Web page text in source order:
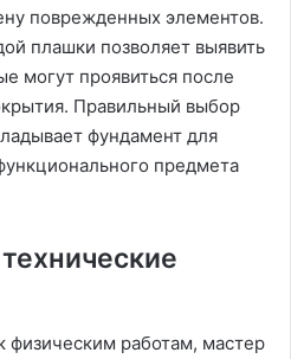
поврежденных элементов.
плашки позволяет выявить
могут проявиться после
Правильный выбор
фундамент для
предмета
физическим работам, мастер